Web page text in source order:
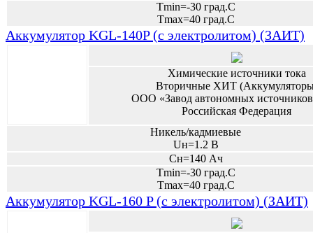
Tmin=-30 град.С
Tmax=40 град.С
Аккумулятор KGL-140P (с электролитом) (ЗАИТ)
Химические источники тока
Вторичные ХИТ
ООО «Завод автономных источников
Российская Федерация
Никель/кадмиевые
Uн=1.2 В
Сн=140 Ач
Tmin=-30 град.С
Tmax=40 град.С
Аккумулятор KGL-160 P (с электролитом) (ЗАИТ)